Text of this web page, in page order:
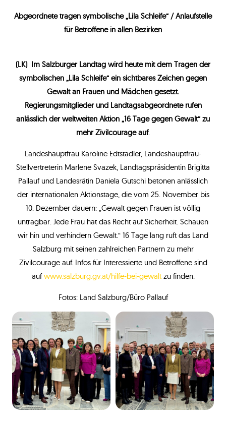
Abgeordnete tragen symbolische „Lila Schleife“ / Anlaufstelle
für Betroffene in allen Bezirken
(LK) Im Salzburger Landtag wird heute mit dem Tragen der
symbolischen „Lila Schleife“ ein sichtbares Zeichen gegen
Gewalt an Frauen und Mädchen gesetzt.
Regierungsmitglieder und Landtagsabgeordnete rufen
anlässlich der weltweiten Aktion „16 Tage gegen Gewalt“ zu
mehr Zivilcourage auf.
Landeshauptfrau Karoline Edtstadler, Landeshauptfrau-
Stellvertreterin Marlene Svazek, Landtagspräsidentin Brigitta
Pallauf und Landesrätin Daniela Gutschi betonen anlässlich
der internationalen Aktionstage, die vom 25. November bis
10. Dezember dauern: „Gewalt gegen Frauen ist völlig
untragbar. Jede Frau hat das Recht auf Sicherheit. Schauen
wir hin und verhindern Gewalt.“ 16 Tage lang ruft das Land
Salzburg mit seinen zahlreichen Partnern zu mehr
Zivilcourage auf. Infos für Interessierte und Betroffene sind
aufwww.salzburg.gv.at/hilfe-bei-gewaltzu finden.
Fotos: Land Salzburg/Büro Pallauf